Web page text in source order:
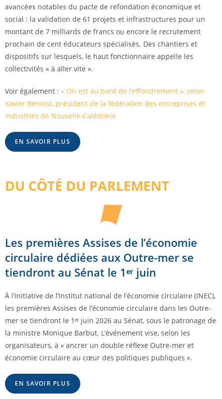
avancées notables du pacte de refondation économique et
social : la validation de 61 projets et infrastructures pour un
montant de 7 milliards de francs ou encore le recrutement
prochain de cent éducateurs spécialisés. Des chantiers et
dispositifs sur lesquels, le haut fonctionnaire appelle les
collectivités « à aller vite ».
Voir également : « On est au bord de l’effondrement », selon
Xavier Benoist, président de la fédération des entreprises et
industries de Nouvelle-Calédonie
EN SAVOIR PLUS
DU CÔTÉ DU PARLEMENT
Les premières Assises de l’économie
circulaire dédiées aux Outre-mer se
tiendront au Sénat le 1ᵉʳ juin
À l’initiative de l’Institut national de l’économie circulaire (INEC),
les premières Assises de l’économie circulaire dans les Outre-
mer se tiendront le 1ᵉʳ juin 2026 au Sénat, sous le patronage de
la ministre Monique Barbut. L’événement vise, selon les
organisateurs, à « ancrer un double réflexe Outre-mer et
économie circulaire au cœur des politiques publiques ».
EN SAVOIR PLUS